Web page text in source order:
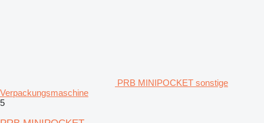
PRB MINIPOCKET sonstige
Verpackungsmaschine
5